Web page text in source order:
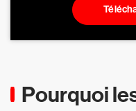
Pourquoi